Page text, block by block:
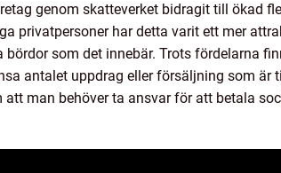
genom skatteverket bidragit till ökad
privatpersoner har detta varit ett mer
som det innebär. Trots fördelarna
antalet uppdrag eller försäljning som är
att man behöver ta ansvar för att betala